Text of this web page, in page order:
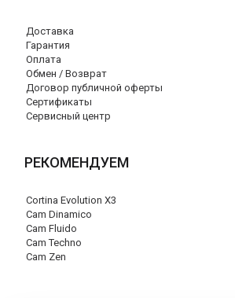
Доставка
Гарантия
Оплата
Обмен / Возврат
Договор публичной оферты
Сертификаты
Сервисный центр
РЕКОМЕНДУЕМ
Cortina Evolution X3
Cam Dinamico
Cam Fluido
Cam Techno
Cam Zen